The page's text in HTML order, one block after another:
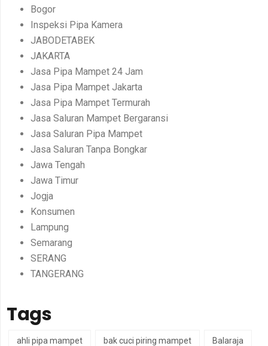
Bogor
Inspeksi Pipa Kamera
JABODETABEK
JAKARTA
Jasa Pipa Mampet 24 Jam
Jasa Pipa Mampet Jakarta
Jasa Pipa Mampet Termurah
Jasa Saluran Mampet Bergaransi
Jasa Saluran Pipa Mampet
Jasa Saluran Tanpa Bongkar
Jawa Tengah
Jawa Timur
Jogja
Konsumen
Lampung
Semarang
SERANG
TANGERANG
Tags
ahli pipa mampet bak cuci piring mampet Balaraja